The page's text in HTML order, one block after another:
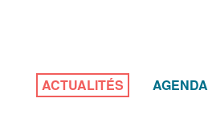
ACTUALITÉS AGENDA